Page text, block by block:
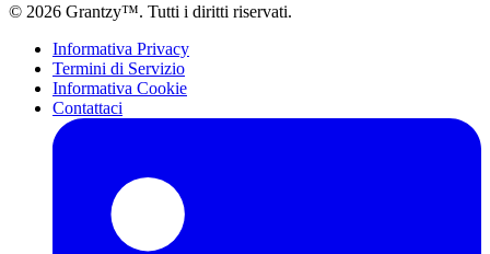
© 2026 Grantzy™. Tutti i diritti riservati.
Informativa Privacy
Termini di Servizio
Informativa Cookie
Contattaci